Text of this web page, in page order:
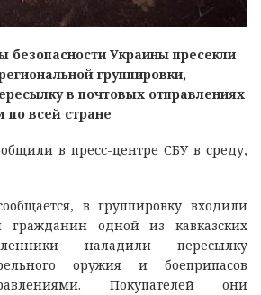
безопасности Украины пресекли
группировки,
в почтовых отправлениях
по всей стране
в пресс-центре СБУ в среду,
в группировку входили
гражданин одной из кавказских
наладили пересылку
оружия и боеприпасов
Покупателей они